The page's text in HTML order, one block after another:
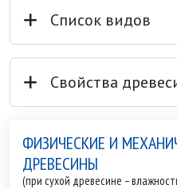
Список видов
Свойства
ФИЗИЧЕСКИЕ И
ДРЕВЕСИНЫ
(при сухой древесине –